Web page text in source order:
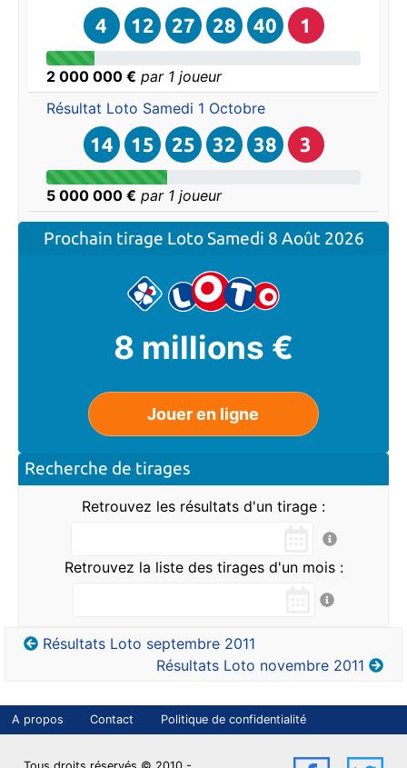
4 12 27 28 40 1
2 000 000 € par 1 joueur
Résultat Loto Samedi 1 Octobre
14 15 25 32 38 3
5 000 000 € par 1 joueur
Prochain tirage Loto Samedi 8 Août 2026
8 millions €
Jouer en ligne
Recherche de tirages
Retrouvez les résultats d'un tirage :
Retrouvez la liste des tirages d'un mois :
Résultats Loto septembre 2011
Résultats Loto novembre 2011
A propos Contact Politique de confidentialité
LBN sur